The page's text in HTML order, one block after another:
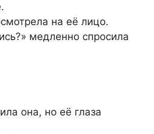
на её лицо.
медленно спросила
она, но её глаза